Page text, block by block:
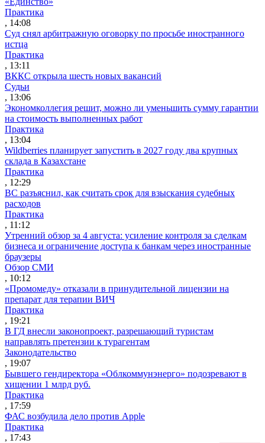
Практика
, 14:08
Суд снял арбитражную оговорку по просьбе иностранного
истца
Практика
, 13:11
ВККС открыла шесть новых вакансий
Судьи
, 13:06
Экономколлегия решит, можно ли уменьшить сумму гарантии
на стоимость выполненных работ
Практика
, 13:04
Wildberries планирует запустить в 2027 году два крупных
склада в Казахстане
Практика
, 12:29
ВС разъяснил, как считать срок для взыскания судебных
расходов
Практика
, 11:12
Утренний обзор за 4 августа: усиление контроля за сделкам
бизнеса и ограничение доступа к банкам через иностранные
браузеры
Обзор СМИ
, 10:12
«Промомеду» отказали в принудительной лицензии на
препарат для терапии ВИЧ
Практика
, 19:21
В ГД внесли законопроект, разрешающий туристам
направлять претензии к турагентам
Законодательство
, 19:07
Бывшего гендиректора «Облкоммунэнерго» подозревают в
хищении 1 млрд руб.
Практика
, 17:59
ФАС возбудила дело против Apple
Практика
, 17:43